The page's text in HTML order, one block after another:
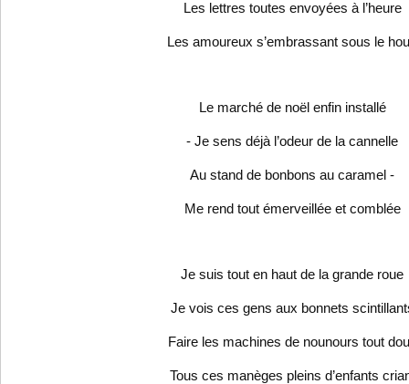
Les lettres toutes envoyées à l’heure
Les amoureux s’embrassant sous le
Le marché de noël enfin installé
- Je sens déjà l’odeur de la cannelle
Au stand de bonbons au caramel -
Me rend tout émerveillée et comblée
Je suis tout en haut de la grande roue
Je vois ces gens aux bonnets
Faire les machines de nounours tout
Tous ces manèges pleins d’enfants